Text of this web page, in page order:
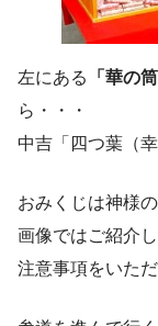
左にある 「華の
ら・・・
中吉「四つ葉（幸
おみくじは神様
画像ではご紹介
注意事項をいた